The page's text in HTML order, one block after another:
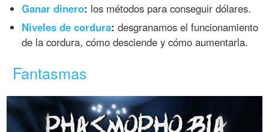
Ganar dinero: los métodos para conseguir dólares.
Niveles de cordura: desgranamos el funcionamiento
de la cordura, cómo desciende y cómo aumentarla.
Fantasmas